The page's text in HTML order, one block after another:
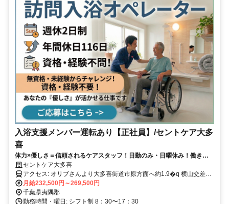
入浴支援メンバー運転あり【正社員】/セントケア大多
喜
体力×優しさ＝信頼されるケアスタッフ！日勤のみ・日曜休み！働きや
すさも魅力
セントケア大多喜
アクセス: オリブさんより大多喜街道市原方面へ約1.9�q 横山交差点
より200m先右側 <マイカー通勤可/駐車場完備>
月給232,500円～269,500円
千葉県夷隅郡
勤務時間・曜日: シフト制 8：30〜17：30